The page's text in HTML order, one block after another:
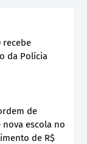
recebe
da Polícia
de
escola no
de R$